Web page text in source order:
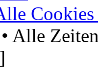
Cookies
• Alle